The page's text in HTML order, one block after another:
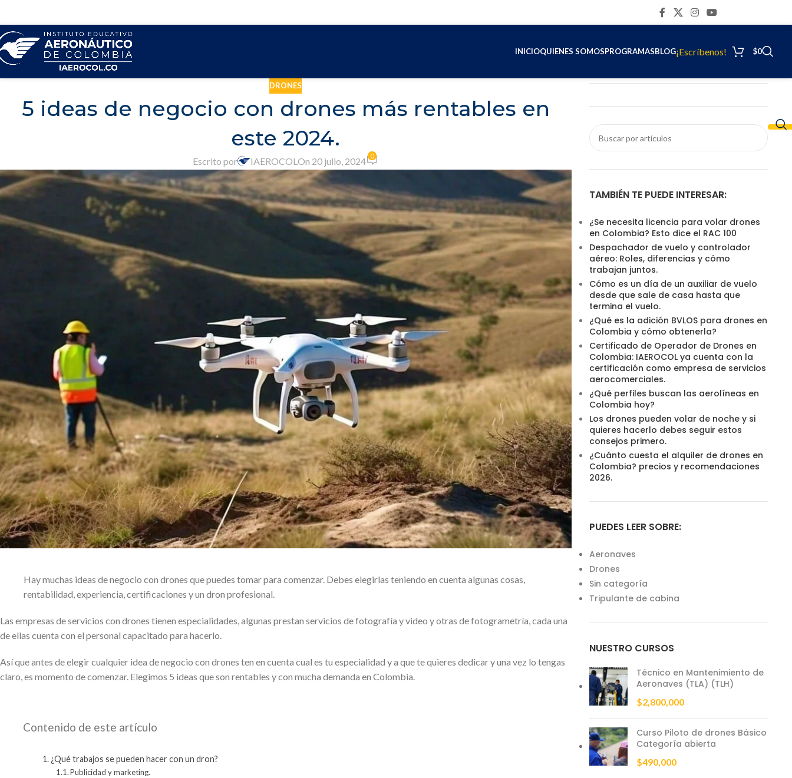
INICIOQUIENES SOMOSPROGRAMASBLOG¡Escríbenos! $0
DRONES
5 ideas de negocio con drones más rentables en
este 2024.
Escrito por IAEROCOLOn 20 julio, 2024 0
Hay muchas ideas de negocio con drones que puedes tomar para comenzar. Debes elegirlas teniendo en cuenta algunas cosas,
rentabilidad, experiencia, certificaciones y un dron profesional.
Las empresas de servicios con drones tienen especialidades, algunas prestan servicios de fotografía y video y otras de fotogrametría, cada una
de ellas cuenta con el personal capacitado para hacerlo.
Así que antes de elegir cualquier idea de negocio con drones ten en cuenta cual es tu especialidad y a que te quieres dedicar y una vez lo tengas
claro, es momento de comenzar. Elegimos 5 ideas que son rentables y con mucha demanda en Colombia.
Contenido de este artículo
¿Qué trabajos se pueden hacer con un dron?
Publicidad y marketing.
TAMBIÉN TE PUEDE INTERESAR:
¿Se necesita licencia para volar drones
en Colombia? Esto dice el RAC 100
Despachador de vuelo y controlador
aéreo: Roles, diferencias y cómo
trabajan juntos.
Cómo es un día de un auxiliar de vuelo
desde que sale de casa hasta que
termina el vuelo.
¿Qué es la adición BVLOS para drones en
Colombia y cómo obtenerla?
Certificado de Operador de Drones en
Colombia: IAEROCOL ya cuenta con la
certificación como empresa de servicios
aerocomerciales.
¿Qué perfiles buscan las aerolíneas en
Colombia hoy?
Los drones pueden volar de noche y si
quieres hacerlo debes seguir estos
consejos primero.
¿Cuánto cuesta el alquiler de drones en
Colombia? precios y recomendaciones
2026.
PUEDES LEER SOBRE:
Aeronaves
Drones
Sin categoría
Tripulante de cabina
NUESTRO CURSOS
Técnico en Mantenimiento de
Aeronaves (TLA) (TLH)
$2,800,000
Curso Piloto de drones Básico
Categoría abierta
$490,000